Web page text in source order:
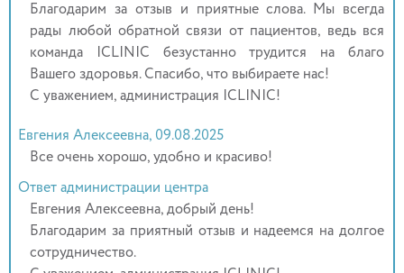
Благодарим за отзыв и приятные слова. Мы всегда
рады любой обратной связи от пациентов, ведь вся
команда ICLINIC безустанно трудится на благо
Вашего здоровья. Спасибо, что выбираете нас!
С уважением, администрация ICLINIC!
Евгения Алексеевна, 09.08.2025
Все очень хорошо, удобно и красиво!
Ответ администрации центра
Евгения Алексеевна, добрый день!
Благодарим за приятный отзыв и надеемся на долгое
сотрудничество.